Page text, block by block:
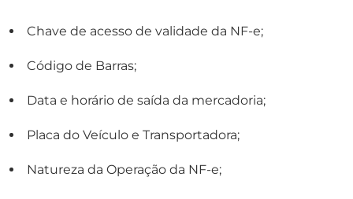
Chave de acesso de validade da NF-e;
Código de Barras;
Data e horário de saída da mercadoria;
Placa do Veículo e Transportadora;
Natureza da Operação da NF-e;